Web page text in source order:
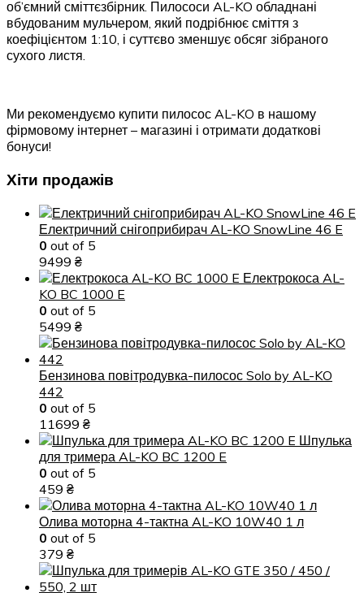
об’ємний сміттєзбірник. Пилососи AL-KO обладнані
вбудованим мульчером, який подрібнює сміття з
коефіцієнтом 1:10, і суттєво зменшує обсяг зібраного
сухого листя.
Ми рекомендуємо купити пилосос AL-KO в нашому
фірмовому інтернет – магазині і отримати додаткові
бонуси!
Хіти продажів
Електричний снігоприбирач AL-KO SnowLine 46 E
0 out of 5
9499 ₴
Електрокоса AL-
KO BC 1000 E
0 out of 5
5499 ₴
Бензинова повітродувка-пилосос Solo by AL-KO
442
0 out of 5
11699 ₴
Шпулька
для тримера AL-KO BC 1200 E
0 out of 5
459 ₴
Олива моторна 4-тактна AL-KO 10W40 1 л
0 out of 5
379 ₴